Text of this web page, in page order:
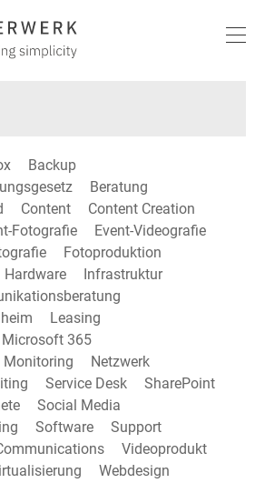
Backup
Beratung
Content
Content Creation
Fotografie
Event-Videografie
Fotoproduktion
Hardware
Infrastruktur
Leasing
Microsoft 365
Monitoring
Netzwerk
Service Desk
SharePoint
Social Media
Software
Support
Videoprodukt
Webdesign